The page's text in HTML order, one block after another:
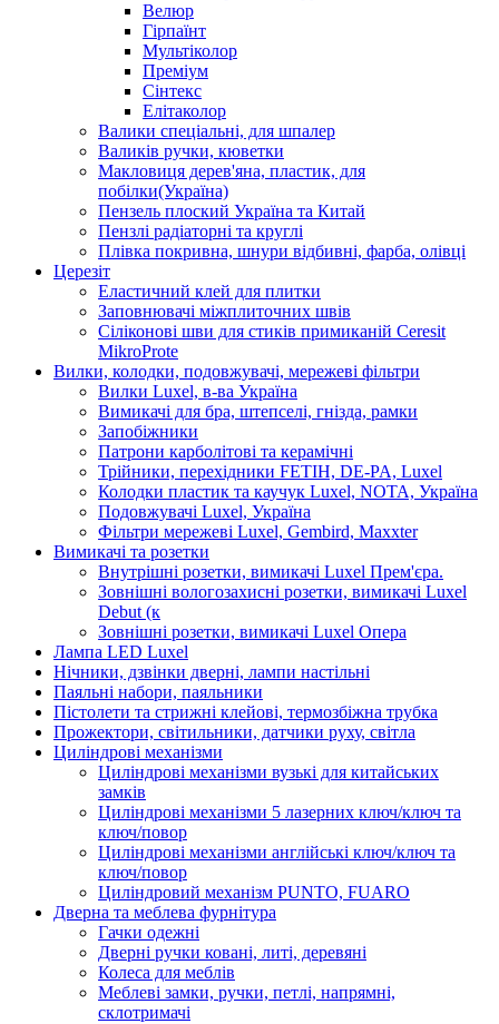
Велюр
Гірпаїнт
Мультіколор
Преміум
Сінтекс
Елітаколор
Валики спеціальні, для шпалер
Валиків ручки, кюветки
Макловиця дерев'яна, пластик, для
побілки(Україна)
Пензель плоский Україна та Китай
Пензлі радіаторні та круглі
Плівка покривна, шнури відбивні, фарба, олівці
Церезіт
Еластичний клей для плитки
Заповнювачі міжплиточних швів
Сіліконові шви для стиків примиканій Ceresit
MikroProte
Вилки, колодки, подовжувачі, мережеві фільтри
Вилки Luxel, в-ва Україна
Вимикачі для бра, штепселі, гнізда, рамки
Запобіжники
Патрони карболітові та керамічні
Трійники, перехідники FETIH, DE-PA, Luxel
Колодки пластик та каучук Luxel, NOTA, Україна
Подовжувачі Luxel, Україна
Фільтри мережеві Luxel, Gembird, Maxxter
Вимикачі та розетки
Внутрішні розетки, вимикачі Luxel Прем'єра.
Зовнішні вологозахисні розетки, вимикачі Luxel
Debut (к
Зовнішні розетки, вимикачі Luxel Опера
Лампа LED Luxel
Нічники, дзвінки дверні, лампи настільні
Паяльні набори, паяльники
Пістолети та стрижні клейові, термозбіжна трубка
Прожектори, світильники, датчики руху, світла
Циліндрові механізми
Циліндрові механізми вузькі для китайських
замків
Циліндрові механізми 5 лазерних ключ/ключ та
ключ/повор
Циліндрові механізми англійські ключ/ключ та
ключ/повор
Циліндровий механізм PUNTO, FUARO
Дверна та меблева фурнітура
Гачки одежні
Дверні ручки ковані, литі, деревяні
Колеса для меблів
Меблеві замки, ручки, петлі, напрямні,
склотримачі